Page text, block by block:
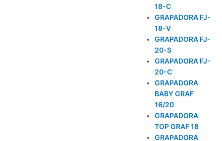
18-C
GRAPADORA FJ-
18-V
GRAPADORA FJ-
20-S
GRAPADORA FJ-
20-C
GRAPADORA
BABY GRAF
16/20
GRAPADORA
TOP GRAF 18
GRAPADORA